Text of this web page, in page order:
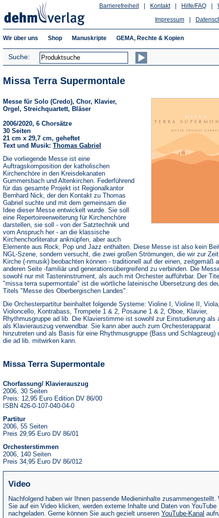
Hilfe/FAQ
Kontakt
Barrierefreiheit
Impressum
Wir über uns Shop Manuskripte GEMA, Rechte & Kopien
Suche:
Missa Terra Supermontale
Messe für Solo (Credo), Chor, Klavier,
Orgel, Streichquartett, Bläser
2006/2020, 6 Chorsätze
30 Seiten
21 cm x 29,7 cm, geheftet
Text und Musik: Thomas Gabriel
Die vorliegende Messe ist eine
Auftragskomposition der katholischen
Kirchenchöre in den Kreisdekanaten
Gummersbach und Altenkirchen. Federführend
für das gesamte Projekt ist Regionalkantor
Bernhard Nick, der den Kontakt zu Thomas
Gabriel suchte und mit dem gemeinsam die
Idee dieser Messe entwickelt wurde. Sie soll
eine Repertoireerweiterung für Kirchenchöre
darstellen, sie soll - von der Satztechnik und
vom Anspruch her - an die klassische
Kirchenchorliteratur anknüpfen, aber auch
Elemente aus Rock, Pop und Jazz enthalten. Diese Messe ist also kein
NGL-Szene, sondern versucht, die zwei großen Strömungen, die wir zur
Kirche (-nmusik) beobachten können - traditionell auf der einen, zeitgemäß
anderen Seite -familiär und generationsübergreifend zu verbinden. Die
sowohl nur mit Tasteninstrument, als auch mit Orchester aufführbar. Der
"missa terra supermontale" ist die wörtliche lateinische Übersetzung des
Titels "Messe des Oberbergischen Landes".
Die Orchesterpartitur beinhaltet folgende Systeme: Violine I, Violine II,
Violoncello, Kontrabass, Trompete 1 & 2, Posaune 1 & 2, Oboe, Klavier,
Rhythmusgruppe ad lib. Die Klavierstimme ist sowohl zur Einstudierung als
als Klavierauszug verwendbar. Sie kann aber auch zum Orchesterapparat
hinzutreten und als Basis für eine Rhythmusgruppe (Bass und Schlagzeug)
die ad lib. mitwirken kann.
Missa Terra Supermontale
Chorfassung/ Klavierauszug
2006, 30 Seiten
Preis: 12,95 Euro Edition DV 86/00
ISBN 426-0-107-040-04-0
Partitur
2006, 55 Seiten
Preis 29,95 Euro DV 86/01
Orchesterstimmen
2006, 140 Seiten
Preis 34,95 Euro DV 86/012
Video
Nachfolgend haben wir Ihnen passende Medieninhalte zusammengestellt.
Sie auf ein Video klicken, werden externe Inhalte und Daten von YouTube
nachgeladen. Gerne können Sie auch gezielt unseren YouTube-Kanal